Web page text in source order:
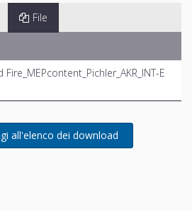
File
Fire_MEPcontent_Pichler_AKR_INT-E
all'elenco dei download